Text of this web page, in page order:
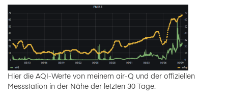
Hier die AQI-Werte von meinem air-Q und der offiziellen
Messstation in der Nähe der letzten 30 Tage.